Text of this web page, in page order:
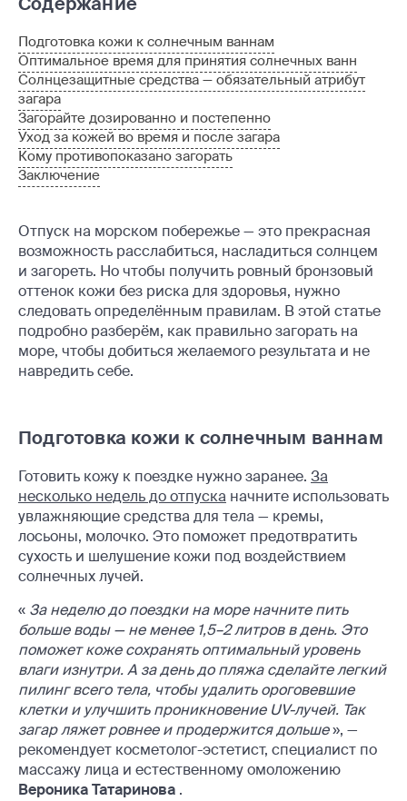
Подготовка кожи к солнечным ваннам
Оптимальное время для принятия солнечных ванн
Солнцезащитные средства — обязательный атрибут
загара
Загорайте дозированно и постепенно
Уход за кожей во время и после загара
Кому противопоказано загорать
Заключение
Отпуск на морском побережье — это прекрасная
возможность расслабиться, насладиться солнцем
и загореть. Но чтобы получить ровный бронзовый
оттенок кожи без риска для здоровья, нужно
следовать определённым правилам. В этой статье
подробно разберём, как правильно загорать на
море, чтобы добиться желаемого результата и не
навредить себе.
Подготовка кожи к солнечным ваннам
Готовить кожу к поездке нужно заранее. За
несколько недель до отпуска начните использовать
увлажняющие средства для тела — кремы,
лосьоны, молочко. Это поможет предотвратить
сухость и шелушение кожи под воздействием
солнечных лучей.
« За неделю до поездки на море начните пить
больше воды — не менее 1,5–2 литров в день. Это
поможет коже сохранять оптимальный уровень
влаги изнутри. А за день до пляжа сделайте легкий
пилинг всего тела, чтобы удалить ороговевшие
клетки и улучшить проникновение UV-лучей. Так
загар ляжет ровнее и продержится дольше», —
рекомендует косметолог-эстетист, специалист по
массажу лица и естественному омоложению
Вероника Татаринова .